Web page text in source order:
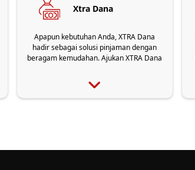
Xtra Dana
Apapun kebutuhan Anda, XTRA Dana
hadir sebagai solusi pinjaman dengan
beragam kemudahan. Ajukan XTRA Dana